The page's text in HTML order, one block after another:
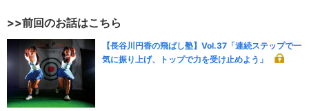
>>前回のお話はこちら
【長谷川円香の飛ばし塾】Vol.37「連続ステップで一
気に振り上げ、トップで力を受け止めよう」